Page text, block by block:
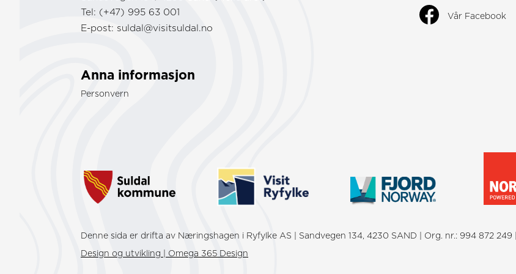
Tel: (+47) 995 63 001
E-post: suldal@visitsuldal.no
Anna informasjon
Personvern
Vår Facebook
Denne sida er drifta av Næringshagen i Ryfylke AS | Sandvegen 134, 4230 SAND | Org. nr.: 994 872 249 |
Design og utvikling | Omega 365 Design